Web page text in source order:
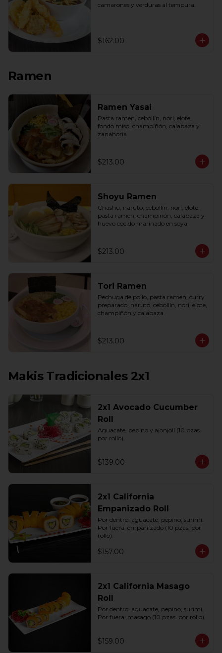
camarones y verduras al tempura.
$162.00
Ramen
Ramen Yasai
Pasta ramen, cebollín, nori, elote,
fondo miso, champiñón, calabaza y
zanahoria
$213.00
Shoyu Ramen
Chashu, naruto, cebollín, nori, elote,
pasta ramen, champiñón, calabaza y
huevo cocido marinado en soya
$213.00
Tori Ramen
Pechuga de pollo, pasta ramen, curry
preparado, naruto, cebollín, nori, elote,
champiñón y calabaza
$213.00
Makis Tradicionales 2x1
2x1 Avocado Cucumber
Roll
Aguacate, pepino y ajonjolí (10 pzas.
por rollo).
$139.00
2x1 California
Empanizado Roll
Por dentro: aguacate, pepino, surimi.
Por fuera: empanizado (10 pzas. por
rollo).
$157.00
2x1 California Masago
Roll
Por dentro: aguacate, pepino, surimi.
Por fuera: masago (10 pzas. por rollo).
$159.00